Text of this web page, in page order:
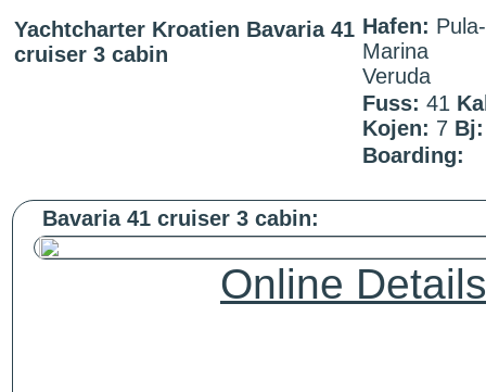
Yachtcharter Kroatien Bavaria 41
cruiser 3 cabin
Hafen: Pula-
Marina
Veruda
Fuss: 41
Kojen: 7 Bj:
Boarding:
Bavaria 41 cruiser 3 cabin:
Online